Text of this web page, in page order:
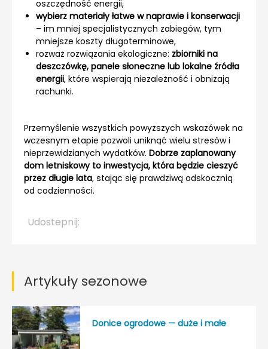
oszczędność energii,
wybierz materiały łatwe w naprawie i konserwacji
– im mniej specjalistycznych zabiegów, tym
mniejsze koszty długoterminowe,
rozważ rozwiązania ekologiczne: zbiorniki na
deszczówkę, panele słoneczne lub lokalne źródła
energii, które wspierają niezależność i obniżają
rachunki.
Przemyślenie wszystkich powyższych wskazówek na
wczesnym etapie pozwoli uniknąć wielu stresów i
nieprzewidzianych wydatków. Dobrze zaplanowany
dom letniskowy to inwestycja, która będzie cieszyć
przez długie lata, stając się prawdziwą odskocznią
od codzienności.
Udostepnij:
Artykuły sezonowe
Donice ogrodowe — duże i małe